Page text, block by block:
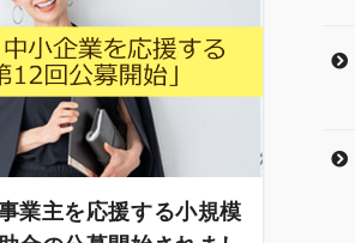
業主を応援する小規模